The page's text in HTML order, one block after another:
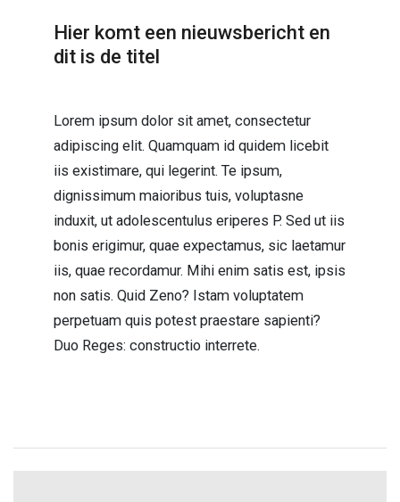
Hier komt een nieuwsbericht en
dit is de titel
Lorem ipsum dolor sit amet, consectetur
adipiscing elit. Quamquam id quidem licebit
iis existimare, qui legerint. Te ipsum,
dignissimum maioribus tuis, voluptasne
induxit, ut adolescentulus eriperes P. Sed ut iis
bonis erigimur, quae expectamus, sic laetamur
iis, quae recordamur. Mihi enim satis est, ipsis
non satis. Quid Zeno? Istam voluptatem
perpetuam quis potest praestare sapienti?
Duo Reges: constructio interrete.